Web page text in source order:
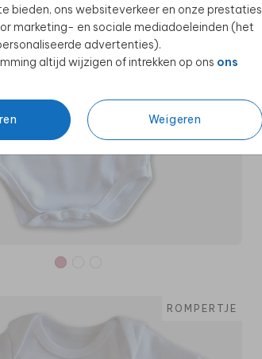
bieden, ons websiteverkeer en onze prestaties
marketing- en sociale mediadoeleinden (het
advertenties).
altijd wijzigen of intrekken op ons ons
Weigeren
ROMPERTJE